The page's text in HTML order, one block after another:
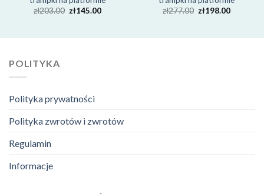
zł203.00 zł145.00
zł277.00 zł198.00
POLITYKA
Polityka prywatności
Polityka zwrotów i zwrotów
Regulamin
Informacje